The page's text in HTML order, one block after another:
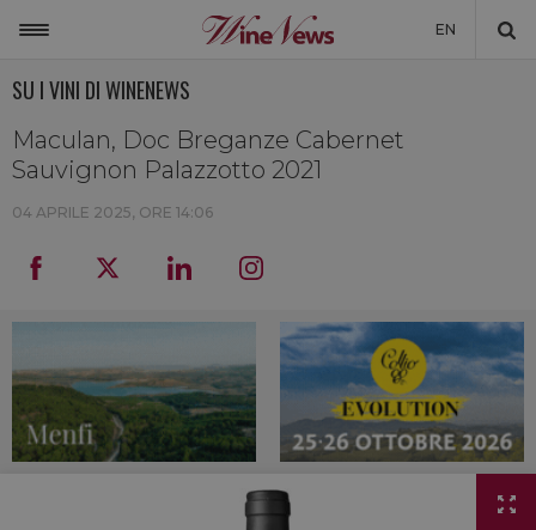
EN
MONDO
NON SOLO VINO
LA CANTINA DI WINENEWS
DICONO DI NOI
WINENEWS TV
SU I VINI DI WINENEWS
Maculan, Doc Breganze Cabernet
Sauvignon Palazzotto 2021
04 APRILE 2025, ORE 14:06